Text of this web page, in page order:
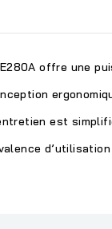
offre une
est